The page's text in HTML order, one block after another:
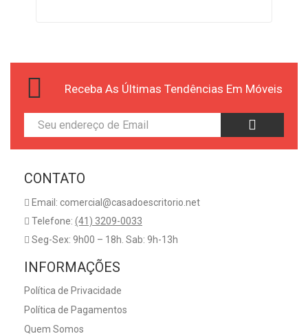
Receba As Últimas Tendências Em Móveis
CONTATO
Email: comercial@casadoescritorio.net
Telefone: (41) 3209-0033
Seg-Sex: 9h00 – 18h. Sab: 9h-13h
INFORMAÇÕES
Política de Privacidade
Política de Pagamentos
Quem Somos